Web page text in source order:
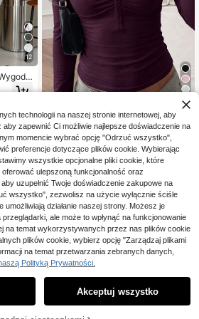
12
NOIRLYN
NOIRLYN damski casualowy sekso
wny top Y2K na jesień, dopasowan
y, z długim rękawem, dekoltem w s
erek, jednolity kolor z koronkowym
kontrastem, odpowiedni do codzien
nych dojazdów
56
technologii na naszej stronie internetowej, aby
aby zapewnić Ci możliwie najlepsze doświadczenie na
momencie wybrać opcję "Odrzuć wszystko",
preferencje dotyczące plików cookie. Wybierając
wszystkie opcjonalne pliki cookie, które
ulepszoną funkcjonalność oraz
uzupełnić Twoje doświadczenie zakupowe na
wszystko", zezwolisz na użycie wyłącznie ściśle
działanie naszej strony. Możesz je
ale może to wpłynąć na funkcjonowanie
na temat wykorzystywanych przez nas plików cookie
plików cookie, wybierz opcję "Zarządzaj plikami
na temat przetwarzania zebranych danych,
Polityką Prywatności.
Akceptuj wszystko